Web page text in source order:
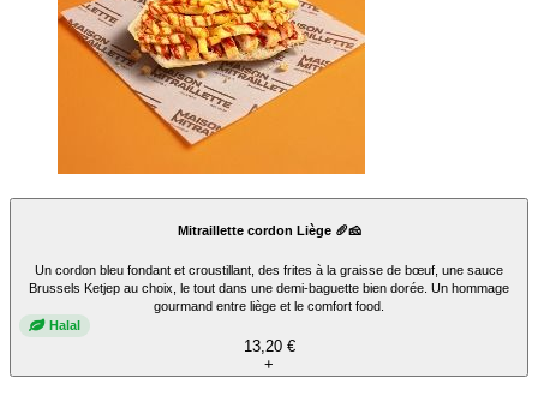
Mitraillette cordon Liège 🥖🧀
Un cordon bleu fondant et croustillant, des frites à la graisse de bœuf, une sauce
Brussels Ketjep au choix, le tout dans une demi-baguette bien dorée. Un hommage
gourmand entre liège et le comfort food.
Halal
13,20 €
+